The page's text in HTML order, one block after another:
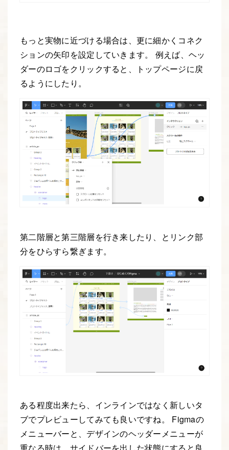
もっと実物に近づける場合は、更に細かくコネク
ションの矢印を設定していきます。 例えば、ヘッ
ダーのロゴをクリックすると、トップページに戻
るようにしたり。
第二階層と第三階層を行き来したり、とリンク部
分をひらすら繋ぎます。
ある程度出来たら、インラインではなく新しいタ
ブでプレビューしてみても良いですね。 Figmaの
メニューバーと、デザインのヘッダーメニューが